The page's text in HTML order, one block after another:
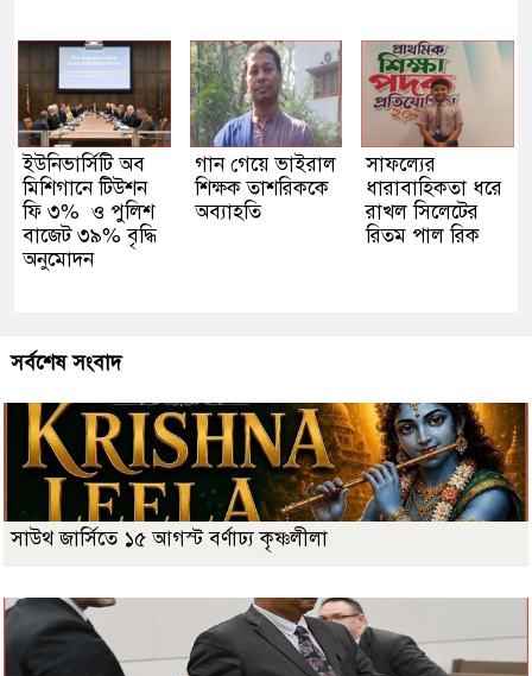
ইউনিভার্সিটি অব
মিশিগানে টিউশন
ফি ৩% ও পুলিশ
বাজেট ৩৯% বৃদ্ধি
অনুমোদন
গান গেয়ে ভাইরাল
শিক্ষক তাশরিককে
অব্যাহতি
সাফল্যের
ধারাবাহিকতা ধরে
রাখল সিলেটের
রিতম পাল রিক
সর্বশেষ সংবাদ
সাউথ জার্সিতে ১৫ আগস্ট বর্ণাঢ্য কৃষ্ণলীলা